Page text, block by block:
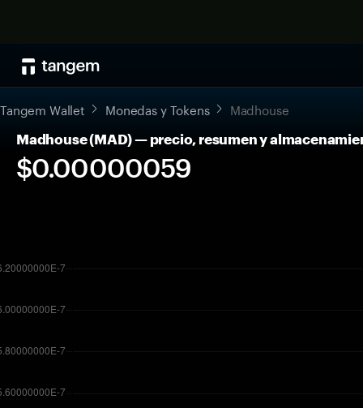
Tangem Wallet Monedas y Tokens Madhouse
Madhouse (MAD) — precio, resumen y
$0.00000059